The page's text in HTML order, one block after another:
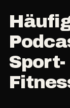
Sport-